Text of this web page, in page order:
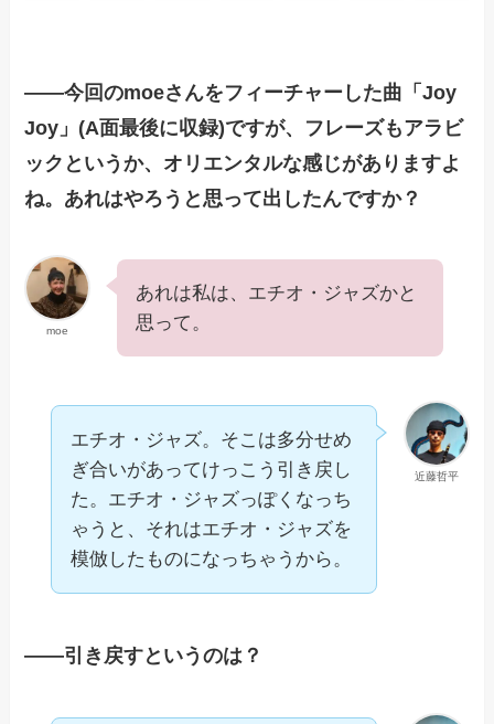
——今回のmoeさんをフィーチャーした曲「Joy
Joy」(A面最後に収録)ですが、フレーズもアラビ
ックというか、オリエンタルな感じがありますよ
ね。あれはやろうと思って出したんですか？
moe
あれは私は、エチオ・ジャズかと
思って。
近藤哲平
エチオ・ジャズ。そこは多分せめ
ぎ合いがあってけっこう引き戻し
た。エチオ・ジャズっぽくなっち
ゃうと、それはエチオ・ジャズを
模倣したものになっちゃうから。
——引き戻すというのは？